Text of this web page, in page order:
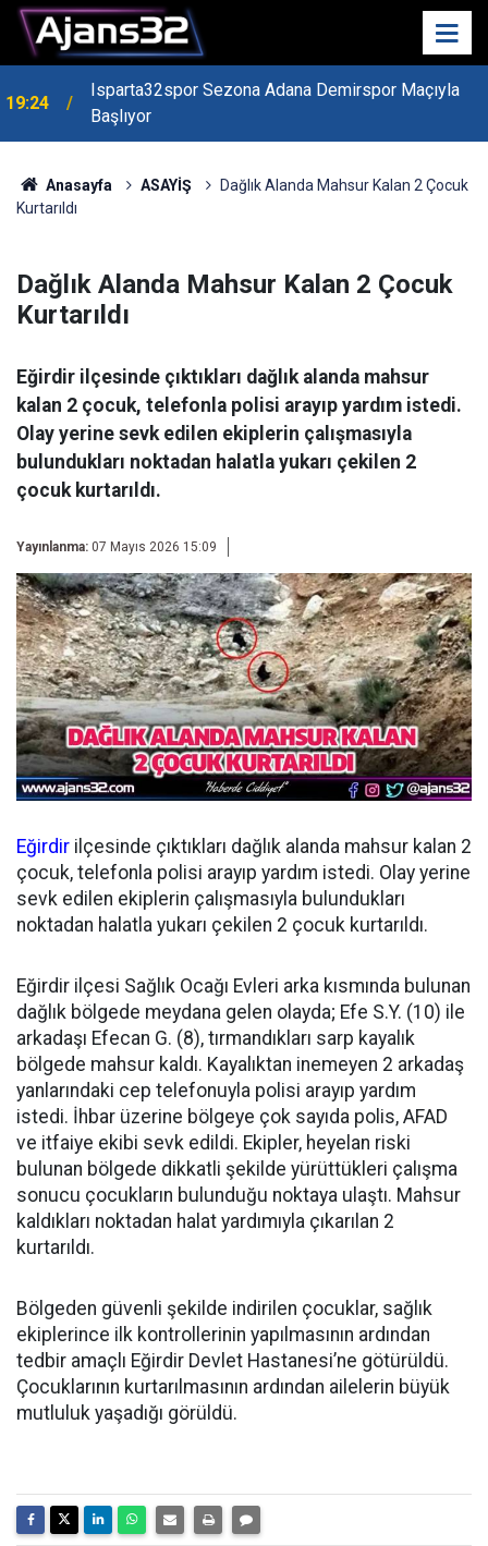
19:24
Isparta32spor Sezona Adana Demirspor Maçıyla
Başlıyor
Isparta Kredi Batağında
Anasayfa ASAYİŞ
Dağlık Alanda Mahsur Kalan 2 Çocuk
Kurtarıldı
Dağlık Alanda Mahsur Kalan 2 Çocuk
Kurtarıldı
Eğirdir ilçesinde çıktıkları dağlık alanda mahsur
kalan 2 çocuk, telefonla polisi arayıp yardım istedi.
Olay yerine sevk edilen ekiplerin çalışmasıyla
bulundukları noktadan halatla yukarı çekilen 2
çocuk kurtarıldı.
Yayınlanma: 07 Mayıs 2026 15:09
Eğirdir ilçesinde çıktıkları dağlık alanda mahsur kalan 2
çocuk, telefonla polisi arayıp yardım istedi. Olay yerine
sevk edilen ekiplerin çalışmasıyla bulundukları
noktadan halatla yukarı çekilen 2 çocuk kurtarıldı.
Eğirdir ilçesi Sağlık Ocağı Evleri arka kısmında bulunan
dağlık bölgede meydana gelen olayda; Efe S.Y. (10) ile
arkadaşı Efecan G. (8), tırmandıkları sarp kayalık
bölgede mahsur kaldı. Kayalıktan inemeyen 2 arkadaş
yanlarındaki cep telefonuyla polisi arayıp yardım
istedi. İhbar üzerine bölgeye çok sayıda polis, AFAD
ve itfaiye ekibi sevk edildi. Ekipler, heyelan riski
bulunan bölgede dikkatli şekilde yürüttükleri çalışma
sonucu çocukların bulunduğu noktaya ulaştı. Mahsur
kaldıkları noktadan halat yardımıyla çıkarılan 2
kurtarıldı.
Bölgeden güvenli şekilde indirilen çocuklar, sağlık
ekiplerince ilk kontrollerinin yapılmasının ardından
tedbir amaçlı Eğirdir Devlet Hastanesi’ne götürüldü.
Çocuklarının kurtarılmasının ardından ailelerin büyük
mutluluk yaşadığı görüldü.